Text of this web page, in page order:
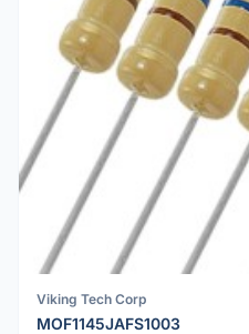
Viking Tech Corp
MOF1145JAFS1003